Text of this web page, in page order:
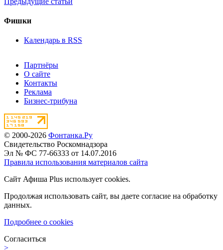
Фишки
Календарь в RSS
Партнёры
О сайте
Контакты
Реклама
Бизнес-трибуна
© 2000-2026 Фонтанка.Ру
Свидетельство Роскомнадзора
Эл № ФС 77-66333 от 14.07.2016
Правила использования материалов сайта
Сайт Афиша Plus использует cookies.
Продолжая использовать сайт, вы даете согласие на обработку
данных.
Подробнее о cookies
Согласиться
>